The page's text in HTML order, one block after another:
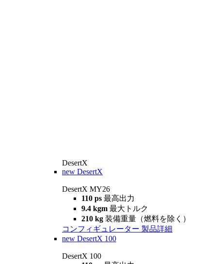
DesertX
new DesertX
DesertX MY26
110 ps 最高出力
9.4 kgm 最大トルク
210 kg 装備重量（燃料を除く）
コンフィギュレーター 製品詳細
new DesertX 100
DesertX 100